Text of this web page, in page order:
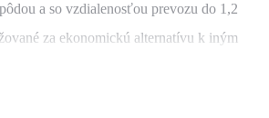
a so vzdialenosťou prevozu do 1,2
za ekonomickú alternatívu k iným
pomeroch rýchlo a bez trakčnej